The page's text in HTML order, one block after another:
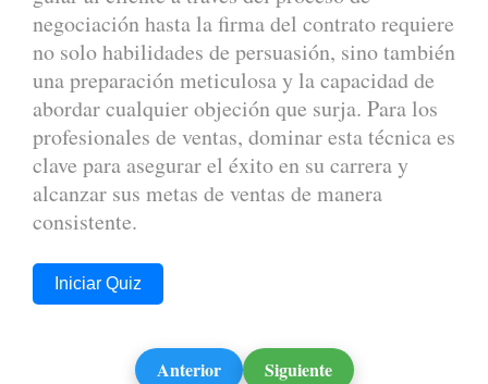
negociación hasta la firma del contrato requiere
no solo habilidades de persuasión, sino también
una preparación meticulosa y la capacidad de
abordar cualquier objeción que surja. Para los
profesionales de ventas, dominar esta técnica es
clave para asegurar el éxito en su carrera y
alcanzar sus metas de ventas de manera
consistente.
Iniciar Quiz
Anterior Siguiente